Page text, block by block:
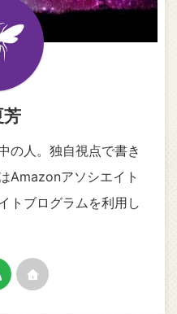
芳
の人。独自視点で書き
Amazonアソシエイト
トブログラムを利用し